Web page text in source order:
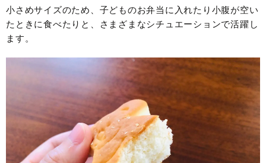
小さめサイズのため、子どものお弁当に入れたり小腹が空い
たときに食べたりと、さまざまなシチュエーションで活躍し
ます。